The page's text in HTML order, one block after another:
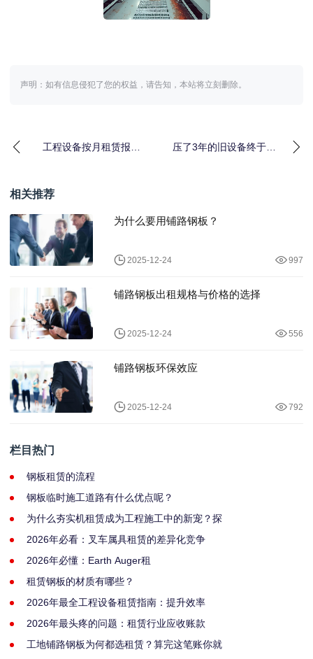
声明：如有信息侵犯了您的权益，请告知，本站将立刻删除。
工程设备按月租赁报价
压了3年的旧设备终于清
相关推荐
为什么要用铺路钢板？
2025-12-24 997
铺路钢板出租规格与价格的选择
2025-12-24 556
铺路钢板环保效应
2025-12-24 792
栏目热门
钢板租赁的流程
钢板临时施工道路有什么优点呢？
为什么夯实机租赁成为工程施工中的新宠？探
2026年必看：叉车属具租赁的差异化竞争
2026年必懂：Earth Auger租
租赁钢板的材质有哪些？
2026年最全工程设备租赁指南：提升效率
2026年最头疼的问题：租赁行业应收账款
工地铺路钢板为何都选租赁？算完这笔账你就